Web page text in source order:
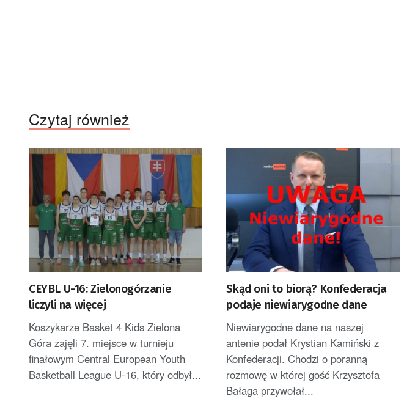
Czytaj również
CEYBL U-16: Zielonogórzanie
liczyli na więcej
Koszykarze Basket 4 Kids Zielona
Góra zajęli 7. miejsce w turnieju
finałowym Central European Youth
Basketball League U-16, który odbył...
Skąd oni to biorą? Konfederacja
podaje niewiarygodne dane
Niewiarygodne dane na naszej
antenie podał Krystian Kamiński z
Konfederacji. Chodzi o poranną
rozmowę w której gość Krzysztofa
Bałaga przywołał...